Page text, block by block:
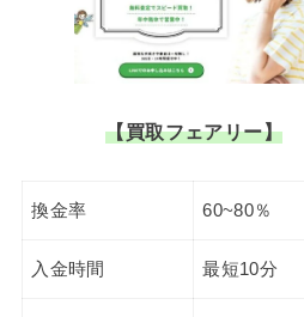
【買取フェアリー】
換金率 60~80％
入金時間 最短10分